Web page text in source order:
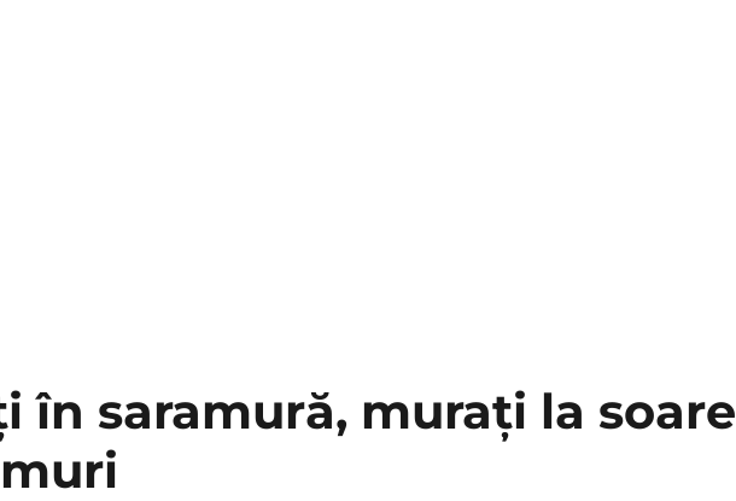
în saramură, murați la soare